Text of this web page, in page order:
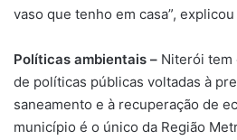
vaso que tenho em casa”,
Políticas ambientais – Niterói tem
de políticas públicas voltadas à
saneamento e à recuperação de
município é o único da Região